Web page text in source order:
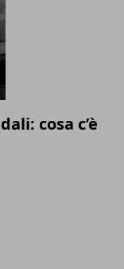
cosa c’è